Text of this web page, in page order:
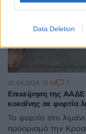
Data Deletion
Επιχείρηση της
κοκαΐνης σε φορτία
Το φορτίο στο
προορισμό την
25.04.2024, 15:59 3